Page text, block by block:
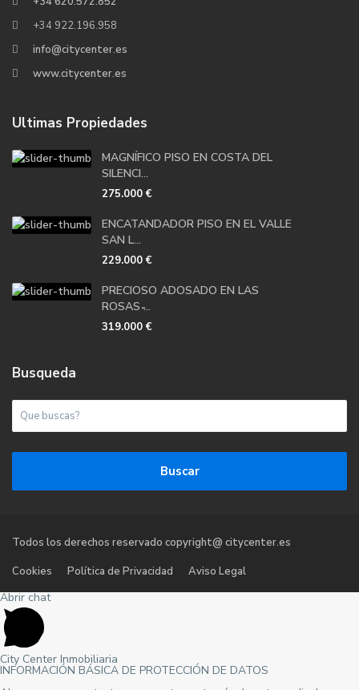
+34 922.196.958
info@citycenter.es
www.citycenter.es
Ultimas Propiedades
MAGNÍFICO PISO EN COSTA DEL
SILENCI...
275.000 €
ENCATANDADOR PISO EN EL VALLE
SAN L...
229.000 €
PRECIOSO ADOSADO EN LAS
ROSAS ̵...
319.000 €
Busqueda
Buscar
Todos los derechos reservado copyright@ citycenter.es
Cookies
Política de Privacidad Aviso Legal
Abrir chat
City Center Inmobiliaria
INFORMACIÓN BÁSICA DE PROTECCIÓN DE DATOS